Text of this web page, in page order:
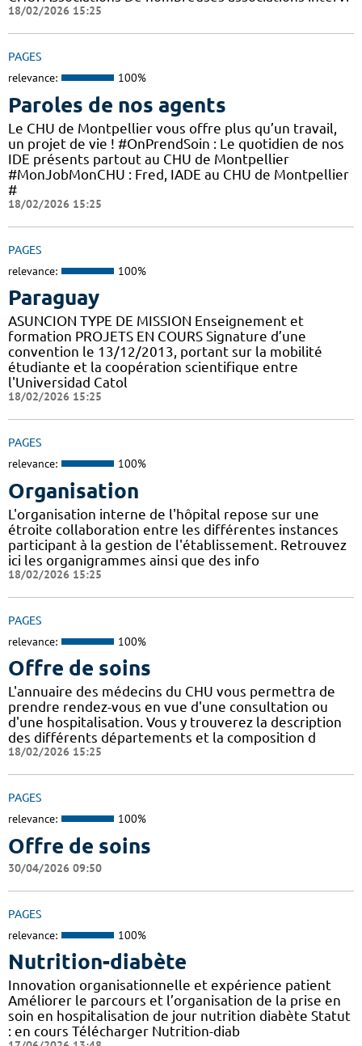
18/02/2026 15:25
PAGES
relevance: 100%
Paroles de nos agents
Le CHU de Montpellier vous offre plus qu’un travail,
un projet de vie ! #OnPrendSoin : Le quotidien de nos
IDE présents partout au CHU de Montpellier
#MonJobMonCHU : Fred, IADE au CHU de Montpellier
#
18/02/2026 15:25
PAGES
relevance: 100%
Paraguay
ASUNCION TYPE DE MISSION Enseignement et
formation PROJETS EN COURS Signature d’une
convention le 13/12/2013, portant sur la mobilité
étudiante et la coopération scientifique entre
l'Universidad Catol
18/02/2026 15:25
PAGES
relevance: 100%
Organisation
L'organisation interne de l'hôpital repose sur une
étroite collaboration entre les différentes instances
participant à la gestion de l'établissement. Retrouvez
ici les organigrammes ainsi que des info
18/02/2026 15:25
PAGES
relevance: 100%
Offre de soins
L'annuaire des médecins du CHU vous permettra de
prendre rendez-vous en vue d'une consultation ou
d'une hospitalisation. Vous y trouverez la description
des différents départements et la composition d
18/02/2026 15:25
PAGES
relevance: 100%
Offre de soins
30/04/2026 09:50
PAGES
relevance: 100%
Nutrition-diabète
Innovation organisationnelle et expérience patient
Améliorer le parcours et l’organisation de la prise en
soin en hospitalisation de jour nutrition diabète Statut
: en cours Télécharger Nutrition-diab